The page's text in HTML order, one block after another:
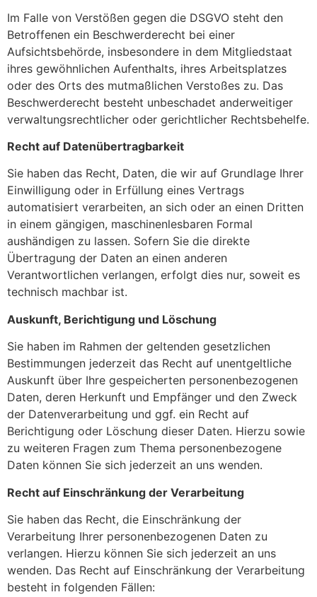
Im Falle von Verstößen gegen die DSGVO steht den
Betroffenen ein Beschwerderecht bei einer
Aufsichtsbehörde, insbesondere in dem Mitgliedstaat
ihres gewöhnlichen Aufenthalts, ihres Arbeitsplatzes
oder des Orts des mutmaßlichen Verstoßes zu. Das
Beschwerderecht besteht unbeschadet anderweitiger
verwaltungsrechtlicher oder gerichtlicher Rechtsbehelfe.
Recht auf Datenübertragbarkeit
Sie haben das Recht, Daten, die wir auf Grundlage Ihrer
Einwilligung oder in Erfüllung eines Vertrags
automatisiert verarbeiten, an sich oder an einen Dritten
in einem gängigen, maschinenlesbaren Formal
aushändigen zu lassen. Sofern Sie die direkte
Übertragung der Daten an einen anderen
Verantwortlichen verlangen, erfolgt dies nur, soweit es
technisch machbar ist.
Auskunft, Berichtigung und Löschung
Sie haben im Rahmen der geltenden gesetzlichen
Bestimmungen jederzeit das Recht auf unentgeltliche
Auskunft über Ihre gespeicherten personenbezogenen
Daten, deren Herkunft und Empfänger und den Zweck
der Datenverarbeitung und ggf. ein Recht auf
Berichtigung oder Löschung dieser Daten. Hierzu sowie
zu weiteren Fragen zum Thema personenbezogene
Daten können Sie sich jederzeit an uns wenden.
Recht auf Einschränkung der Verarbeitung
Sie haben das Recht, die Einschränkung der
Verarbeitung Ihrer personenbezogenen Daten zu
verlangen. Hierzu können Sie sich jederzeit an uns
wenden. Das Recht auf Einschränkung der Verarbeitung
besteht in folgenden Fällen: